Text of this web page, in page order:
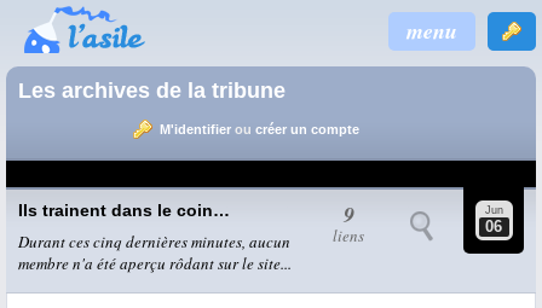
menu
Les archives de la tribune
M'identifierou créer un compte
Jun
06
9
liens
Ils trainent dans le coin…
Durant ces cinq dernières minutes, aucun
membre n'a été aperçu rôdant sur le site...